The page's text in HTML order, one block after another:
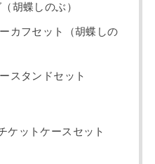
胡蝶しのぶ）
カフセット（胡蝶しの
スタンドセット
ケットケースセット